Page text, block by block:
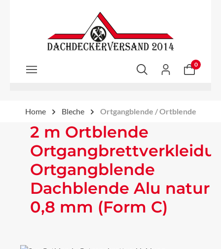
Zum Hauptinhalt springen
0
Home Bleche Ortgangblende / Ortblende
2 m Ortblende
Ortgangblende
Dachblende Alu natur
0,8 mm (Form C)